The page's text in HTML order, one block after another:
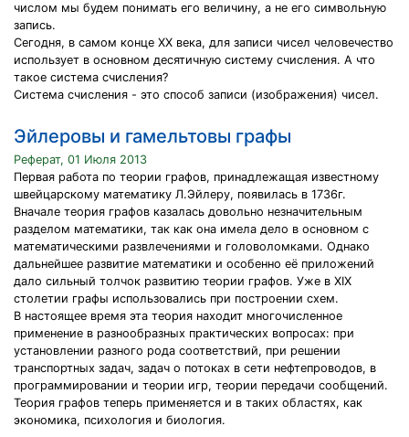
числом мы будем понимать его величину, а не его символьную
запись.
Сегодня, в самом конце XX века, для записи чисел человечество
использует в основном десятичную систему счисления. А что
такое система счисления?
Система счисления - это способ записи (изображения) чисел.
Эйлеровы и гамельтовы графы
Реферат, 01 Июля 2013
Первая работа по теории графов, принадлежащая известному
швейцарскому математику Л.Эйлеру, появилась в 1736г.
Вначале теория графов казалась довольно незначительным
разделом математики, так как она имела дело в основном с
математическими развлечениями и головоломками. Однако
дальнейшее развитие математики и особенно её приложений
дало сильный толчок развитию теории графов. Уже в XIX
столетии графы использовались при построении схем.
В настоящее время эта теория находит многочисленное
применение в разнообразных практических вопросах: при
установлении разного рода соответствий, при решении
транспортных задач, задач о потоках в сети нефтепроводов, в
программировании и теории игр, теории передачи сообщений.
Теория графов теперь применяется и в таких областях, как
экономика, психология и биология.